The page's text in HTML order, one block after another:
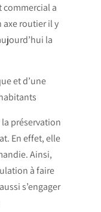
a
axe routier il y
la
et d’une
la préservation
En effet, elle
Ainsi,
à faire
s’engager